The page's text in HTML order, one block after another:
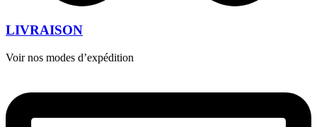
LIVRAISON
Voir nos modes d’expédition